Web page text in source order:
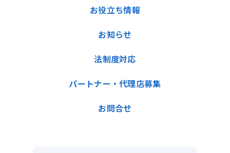
お役立ち情報
お知らせ
法制度対応
パートナー・代理店募集
お問合せ